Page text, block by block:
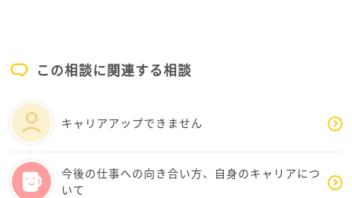
この相談に関連する相談
キャリアアップできません
今後の仕事への向き合い方、自身のキャリアにつ
いて